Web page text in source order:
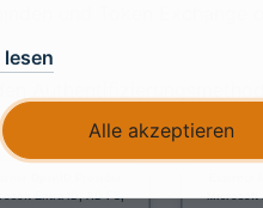
und Token
und APIs mit FoxIDs
Alle akzeptieren